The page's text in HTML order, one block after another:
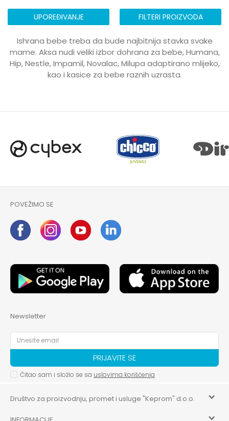
UPOREĐIVANJE FILTERI PROIZVODA
Ishrana bebe treba da bude najbitnija stavka svake
mame. Aksa nudi veliki izbor dohrana za bebe, Humana,
Hip, Nestle, Impamil, Novalac, Milupa adaptirano mlijeko,
kao i kasice za bebe raznih uzrasta.
POVEŽIMO SE
Newsletter
PRIJAVITE SE
Čitao sam i složio se sa uslovima korišćenja
Društvo za proizvodnju, promet i usluge "Keprom" d.o.o.